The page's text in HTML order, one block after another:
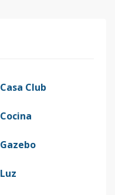
Casa Club
Cocina
Gazebo
Luz